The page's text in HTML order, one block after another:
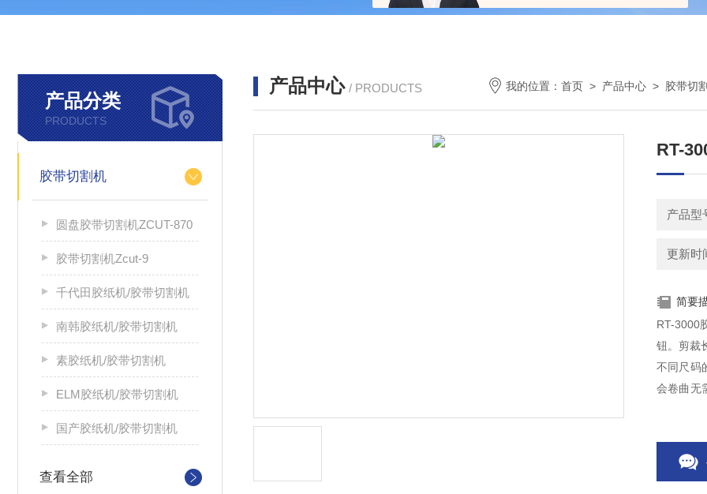
产品分类
PRODUCTS
胶带切割机
圆盘胶带切割机ZCUT-870
胶带切割机Zcut-9
千代田胶纸机/胶带切割机
南韩胶纸机/胶带切割机
素胶纸机/胶带切割机
ELM胶纸机/胶带切割机
国产胶纸机/胶带切割机
查看全部
产品中心 / PRODUCTS 我的位置： 首页 > 产品中心 > 胶带切
RT-
产品型
更新时
简要
RT-3000
钮。剪裁
不同尺码
会卷曲无